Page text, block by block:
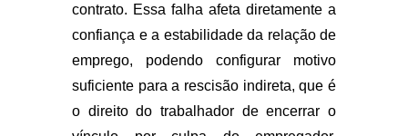
contrato. Essa falha afeta diretamente a
confiança e a estabilidade da relação de
emprego, podendo configurar motivo
suficiente para a rescisão indireta, que é
o direito do trabalhador de encerrar o